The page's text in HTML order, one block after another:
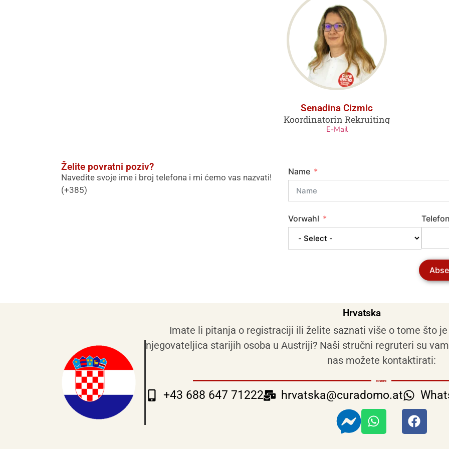
Senadina Cizmic
Koordinatorin Rekruiting
E-Mail
Želite povratni poziv?
Navedite svoje ime i broj telefona i mi ćemo vas nazvati!
(+385)
Name
Vorwahl
Hrvatska
Imate li pitanja o registraciji ili želite saznati više o tome što
njegovateljica starijih osoba u Austriji? Naši stručni regruteri su
nas možete kontaktirati:
+43 688 647 71222 hrvatska@curadomo.at